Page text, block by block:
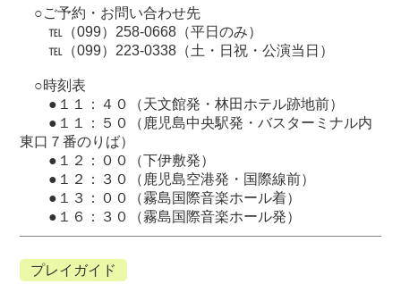
○ご予約・お問い合わせ先
℡（099）258-0668（平日のみ）
℡（099）223-0338（土・日祝・公演当日）
○時刻表
●１１：４０（天文館発・林田ホテル跡地前）
●１１：５０（鹿児島中央駅発・バスターミナル内
東口７番のりば）
●１２：００（下伊敷発）
●１２：３０（鹿児島空港発・国際線前）
●１３：００（霧島国際音楽ホール着）
●１６：３０（霧島国際音楽ホール発）
プレイガイド